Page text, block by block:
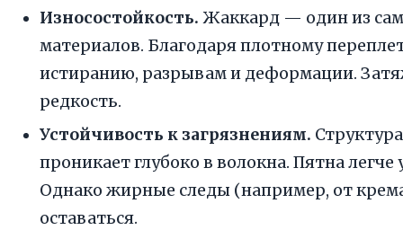
Износостойкость. Жаккард — один из
материалов. Благодаря плотному
истиранию, разрывам и деформации.
редкость.
Устойчивость к загрязнениям.
проникает глубоко в волокна. Пятна легче
Однако жирные следы (например, от
оставаться.